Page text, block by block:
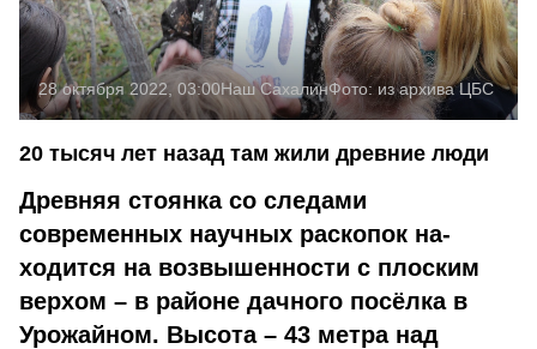
28 октября 2022, 03:00Наш СахалинФото: из архива ЦБС
20 тысяч лет назад там жили древние люди
Древняя стоянка со следами
современных научных раскопок на­
ходится на возвышенности с плоским
верхом – в районе дачного посёлка в
Урожайном. Высота – 43 метра над